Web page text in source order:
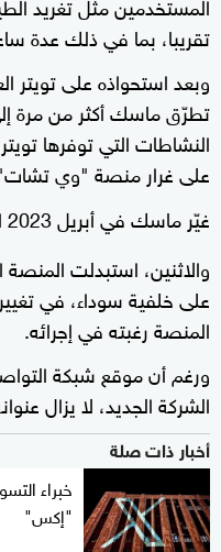
تقريبا، بما في ذلك عدة
تطرّق ماسك أكثر من مرة
النشاطات التي توفرها
على غرار منصة "وي
غيّر ماسك في أبريل 2023 اسم الشركة إلى "
والاثنين، استبدلت
على خلفية سوداء، في
المنصة رغبته في إجرائه.
ورغم أن موقع شبكة
الشركة الجديد، لا يزال
أخبار ذات صلة
خبراء
"إكس"